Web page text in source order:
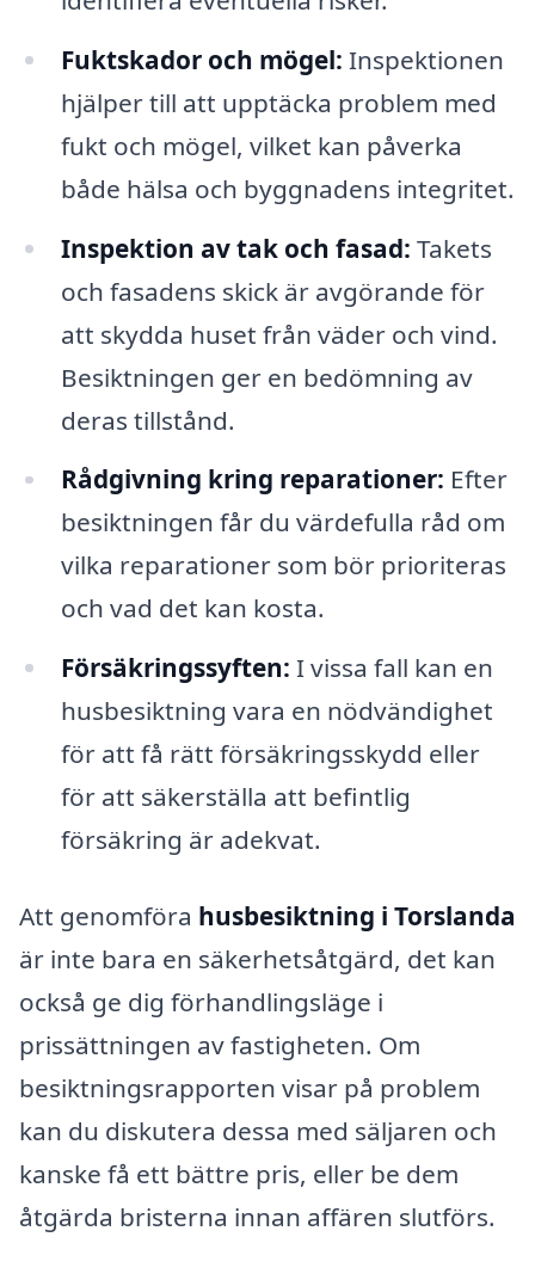
Fuktskador och mögel: Inspektionen
hjälper till att upptäcka problem med
fukt och mögel, vilket kan påverka
både hälsa och byggnadens integritet.
Inspektion av tak och fasad: Takets
och fasadens skick är avgörande för
att skydda huset från väder och vind.
Besiktningen ger en bedömning av
deras tillstånd.
Rådgivning kring reparationer: Efter
besiktningen får du värdefulla råd om
vilka reparationer som bör prioriteras
och vad det kan kosta.
Försäkringssyften: I vissa fall kan en
husbesiktning vara en nödvändighet
för att få rätt försäkringsskydd eller
för att säkerställa att befintlig
försäkring är adekvat.
Att genomföra husbesiktning i Torslanda
är inte bara en säkerhetsåtgärd, det kan
också ge dig förhandlingsläge i
prissättningen av fastigheten. Om
besiktningsrapporten visar på problem
kan du diskutera dessa med säljaren och
kanske få ett bättre pris, eller be dem
åtgärda bristerna innan affären slutförs.